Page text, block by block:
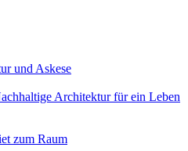
und Askese
Architektur für ein Leben
zum Raum